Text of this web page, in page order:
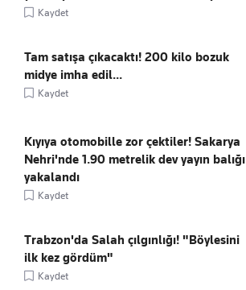
Kaydet
Tam satışa çıkacaktı! 200 kilo bozuk
midye imha edil...
Kaydet
Kıyıya otomobille zor çektiler! Sakarya
Nehri'nde 1.90 metrelik dev yayın balığı
yakalandı
Kaydet
Trabzon'da Salah çılgınlığı! "Böylesini
ilk kez gördüm"
Kaydet